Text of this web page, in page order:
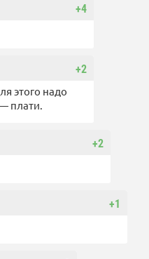
+4
+2
этого надо
плати.
+2
+1